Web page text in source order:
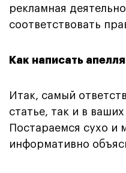
рекламная
соответствовать
Как написать
Итак, самый
статье, так и в
Постараемся сухо и
информативно